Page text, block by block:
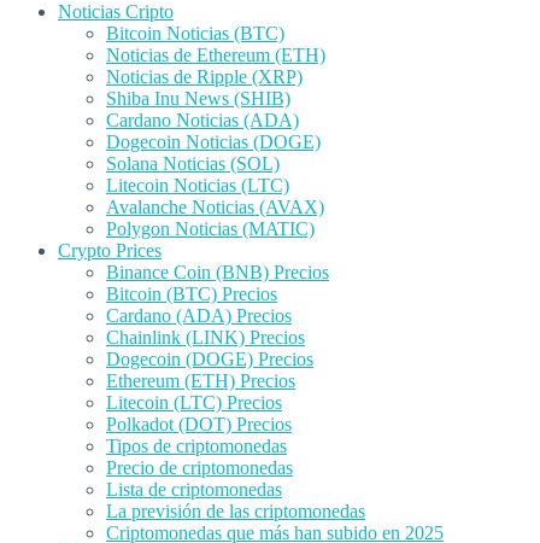
Noticias Cripto
Bitcoin Noticias (BTC)
Noticias de Ethereum (ETH)
Noticias de Ripple (XRP)
Shiba Inu News (SHIB)
Cardano Noticias (ADA)
Dogecoin Noticias (DOGE)
Solana Noticias (SOL)
Litecoin Noticias (LTC)
Avalanche Noticias (AVAX)
Polygon Noticias (MATIC)
Crypto Prices
Binance Coin (BNB) Precios
Bitcoin (BTC) Precios
Cardano (ADA) Precios
Chainlink (LINK) Precios
Dogecoin (DOGE) Precios
Ethereum (ETH) Precios
Litecoin (LTC) Precios
Polkadot (DOT) Precios
Tipos de criptomonedas
Precio de criptomonedas
Lista de criptomonedas
La previsión de las criptomonedas
Criptomonedas que más han subido en 2025